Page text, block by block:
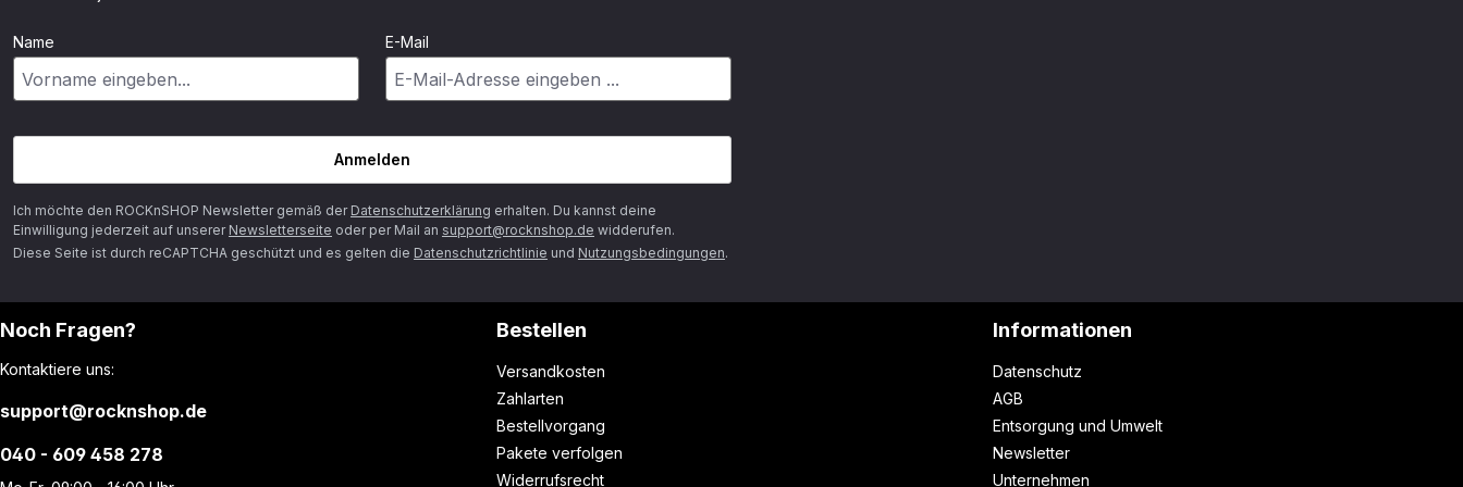
Name E-Mail
Anmelden
Ich möchte den ROCKnSHOP Newsletter gemäß der Datenschutzerklärung erhalten. Du kannst deine
Einwilligung jederzeit auf unserer Newsletterseite oder per Mail an support@rocknshop.de widderufen.
Diese Seite ist durch reCAPTCHA geschützt und es gelten die Datenschutzrichtlinie und Nutzungsbedingungen.
Noch Fragen?
Kontaktiere uns:
support@rocknshop.de
040 - 609 458 278
Bestellen
Versandkosten
Zahlarten
Bestellvorgang
Pakete verfolgen
Widerrufsrecht
Informationen
Datenschutz
AGB
Entsorgung und Umwelt
Newsletter
Unternehmen